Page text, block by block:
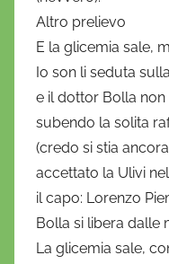
Altro prelievo
E la glicemia sale,
Io son li seduta
e il dottor Bolla
subendo la solita
(credo si stia
accettato la Ulivi
il capo: Lorenzo
Bolla si libera dalle
La glicemia sale,